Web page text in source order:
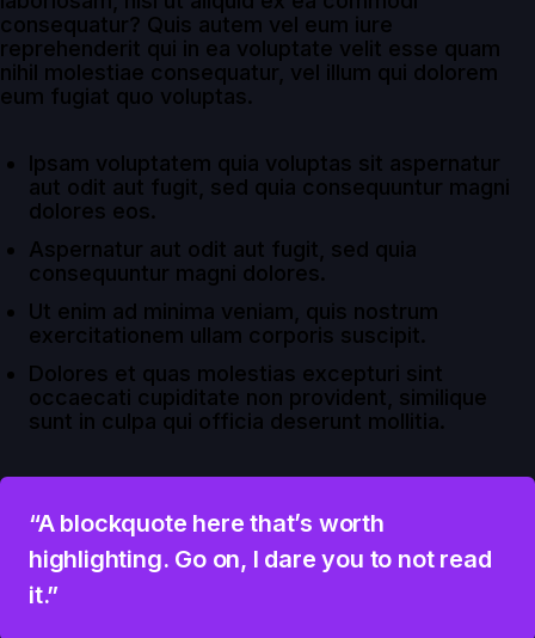
consequatur? Quis autem vel eum iure
reprehenderit qui in ea voluptate velit esse quam
nihil molestiae consequatur, vel illum qui dolorem
eum fugiat quo voluptas.
Ipsam voluptatem quia voluptas sit aspernatur
aut odit aut fugit, sed quia consequuntur magni
dolores eos.
Aspernatur aut odit aut fugit, sed quia
consequuntur magni dolores.
Ut enim ad minima veniam, quis nostrum
exercitationem ullam corporis suscipit.
Dolores et quas molestias excepturi sint
occaecati cupiditate non provident, similique
sunt in culpa qui officia deserunt mollitia.
“A blockquote here that’s worth
highlighting. Go on, I dare you to not read
it.”